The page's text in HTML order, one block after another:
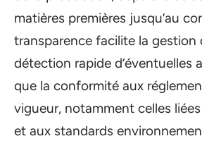
matières premières jusqu’au
transparence facilite la gestion
détection rapide d’éventuelles
que la conformité aux
vigueur, notamment celles
et aux standards